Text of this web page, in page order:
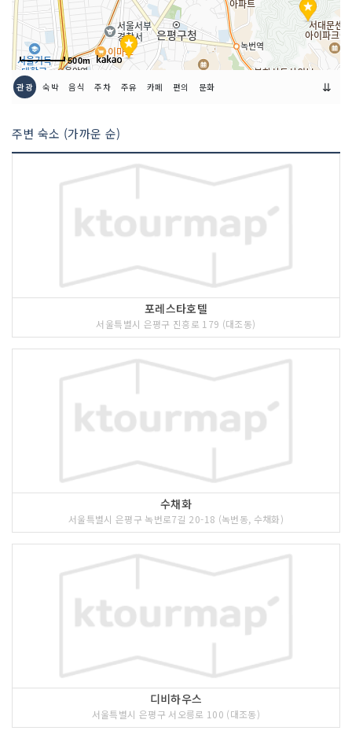
500m
관광 숙박 음식 주차 주유 카페 편의 문화 ⇊
주변 숙소 (가까운 순)
포레스타호텔
서울특별시 은평구 진흥로 179 (대조동)
수채화
서울특별시 은평구 녹번로7길 20-18 (녹번동, 수채화)
디비하우스
서울특별시 은평구 서오릉로 100 (대조동)